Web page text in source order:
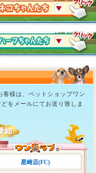
様は、ペットショップワン
をメールにてお送り致しま
星崎店(FC)